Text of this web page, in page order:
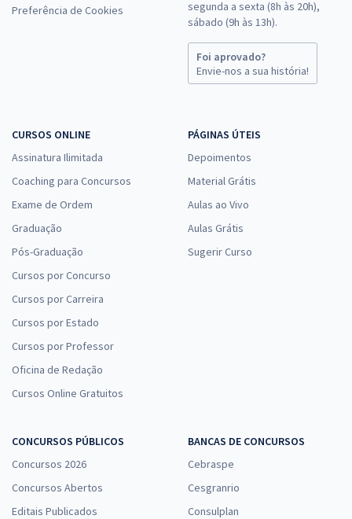
Preferência de Cookies
segunda a sexta (8h às 20h),
sábado (9h às 13h).
Foi aprovado?
Envie-nos a sua história!
CURSOS ONLINE
Assinatura Ilimitada
Coaching para Concursos
Exame de Ordem
Graduação
Pós-Graduação
Cursos por Concurso
Cursos por Carreira
Cursos por Estado
Cursos por Professor
Oficina de Redação
Cursos Online Gratuitos
PÁGINAS ÚTEIS
Depoimentos
Material Grátis
Aulas ao Vivo
Aulas Grátis
Sugerir Curso
CONCURSOS PÚBLICOS
Concursos 2026
Concursos Abertos
Editais Publicados
BANCAS DE CONCURSOS
Cebraspe
Cesgranrio
Consulplan